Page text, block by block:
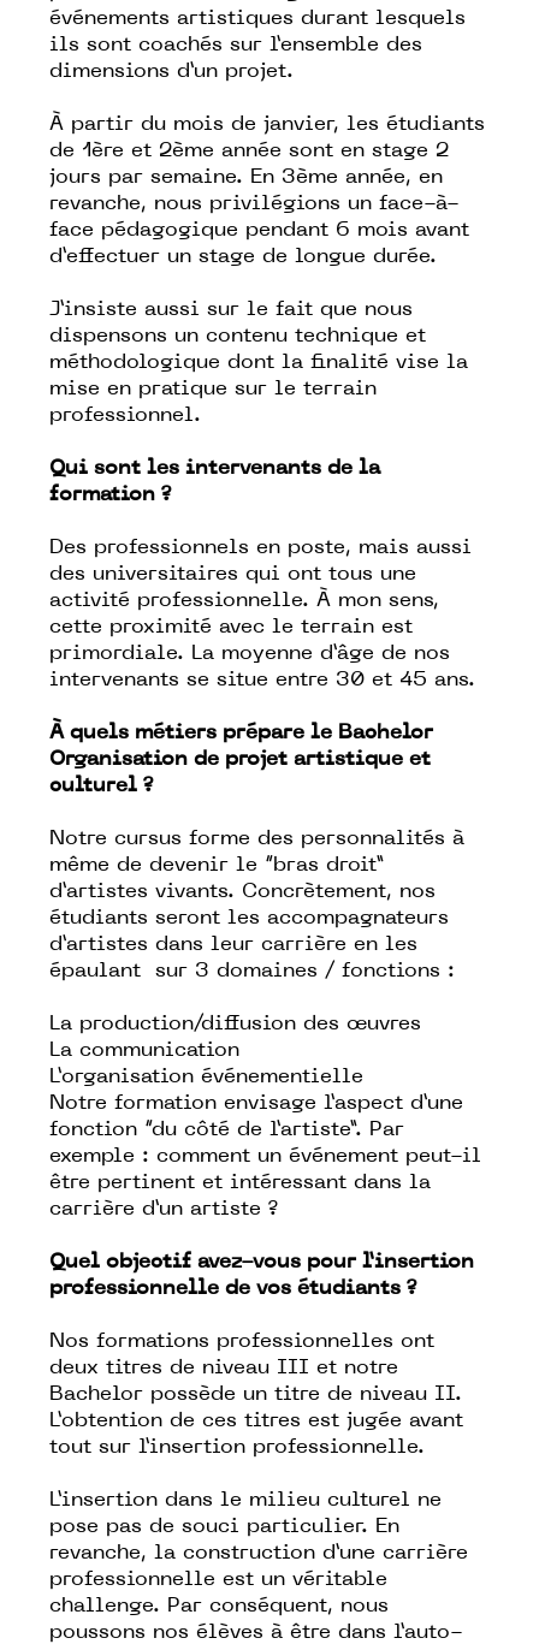
événements artistiques durant lesquels
ils sont coachés sur l’ensemble des
dimensions d’un projet.
À partir du mois de janvier, les étudiants
de 1ère et 2ème année sont en stage 2
jours par semaine. En 3ème année, en
revanche, nous privilégions un face-à-
face pédagogique pendant 6 mois avant
d’effectuer un stage de longue durée.
J’insiste aussi sur le fait que nous
dispensons un contenu technique et
méthodologique dont la finalité vise la
mise en pratique sur le terrain
professionnel.
Qui sont les intervenants de la
formation ?
Des professionnels en poste, mais aussi
des universitaires qui ont tous une
activité professionnelle. À mon sens,
cette proximité avec le terrain est
primordiale. La moyenne d’âge de nos
intervenants se situe entre 30 et 45 ans.
À quels métiers prépare le Bachelor
Organisation de projet artistique et
culturel ?
Notre cursus forme des personnalités à
même de devenir le “bras droit”
d’artistes vivants. Concrètement, nos
étudiants seront les accompagnateurs
d’artistes dans leur carrière en les
épaulant sur 3 domaines / fonctions :
La production/diffusion des œuvres
La communication
L’organisation événementielle
Notre formation envisage l’aspect d’une
fonction “du côté de l’artiste”. Par
exemple : comment un événement peut-il
être pertinent et intéressant dans la
carrière d’un artiste ?
Quel objectif avez-vous pour l’insertion
professionnelle de vos étudiants ?
Nos formations professionnelles ont
deux titres de niveau III et notre
Bachelor possède un titre de niveau II.
L’obtention de ces titres est jugée avant
tout sur l’insertion professionnelle.
L’insertion dans le milieu culturel ne
pose pas de souci particulier. En
revanche, la construction d’une carrière
professionnelle est un véritable
challenge. Par conséquent, nous
poussons nos élèves à être dans l’auto-